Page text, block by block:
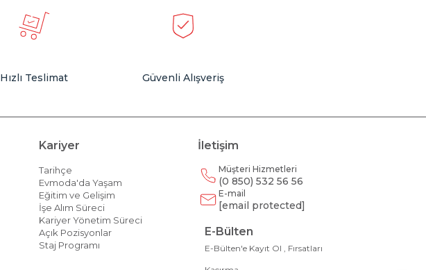
Hızlı Teslimat Güvenli Alışveriş
Kariyer
Tarihçe
Evmoda'da Yaşam
Eğitim ve Gelişim
İşe Alım Süreci
Kariyer Yönetim Süreci
Açık Pozisyonlar
Staj Programı
İletişim
Müşteri Hizmetleri
(0 850) 532 56 56
E-mail
[email protected]
E-Bülten
E-Bülten'e Kayıt Ol , Fırsatları